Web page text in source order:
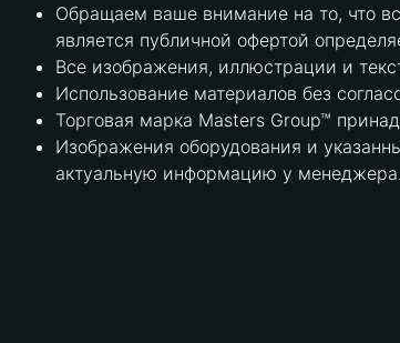
Обращаем ваше внимание на то, что
является публичной офертой
Все изображения, иллюстрации и
Использование материалов без
Торговая марка Masters Group™
Изображения оборудования и
актуальную информацию у